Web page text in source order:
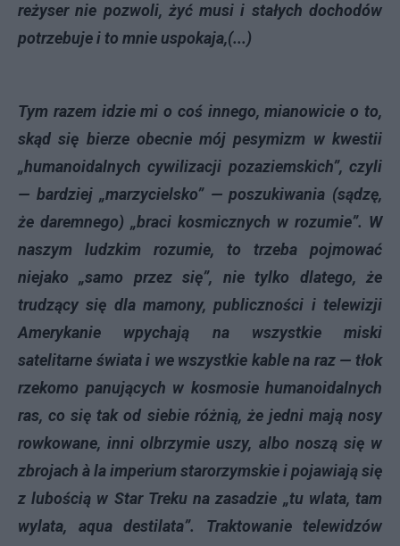
reżyser nie pozwoli, żyć musi i stałych dochodów
potrzebuje i to mnie uspokaja,(...)
Tym razem idzie mi o coś innego, mianowicie o to,
skąd się bierze obecnie mój pesymizm w kwestii
„humanoidalnych cywilizacji pozaziemskich”, czyli
— bardziej „marzycielsko” — poszukiwania (sądzę,
że daremnego) „braci kosmicznych w rozumie”. W
naszym ludzkim rozumie, to trzeba pojmować
niejako „samo przez się”, nie tylko dlatego, że
trudzący się dla mamony, publiczności i telewizji
Amerykanie wpychają na wszystkie miski
satelitarne świata i we wszystkie kable na raz — tłok
rzekomo panujących w kosmosie humanoidalnych
ras, co się tak od siebie różnią, że jedni mają nosy
rowkowane, inni olbrzymie uszy, albo noszą się w
zbrojach à la imperium starorzymskie i pojawiają się
z lubością w Star Treku na zasadzie „tu wlata, tam
wylata, aqua destilata”. Traktowanie telewidzów